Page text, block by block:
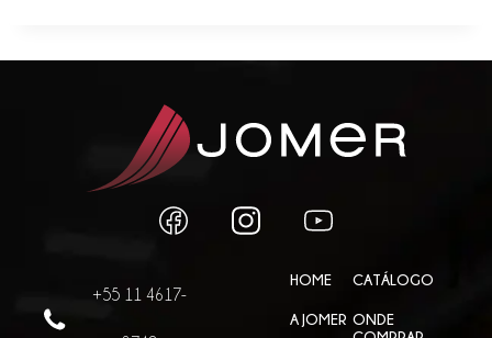
+55 11 4617-
HOME
A JOMER
CATÁLOGO
ONDE